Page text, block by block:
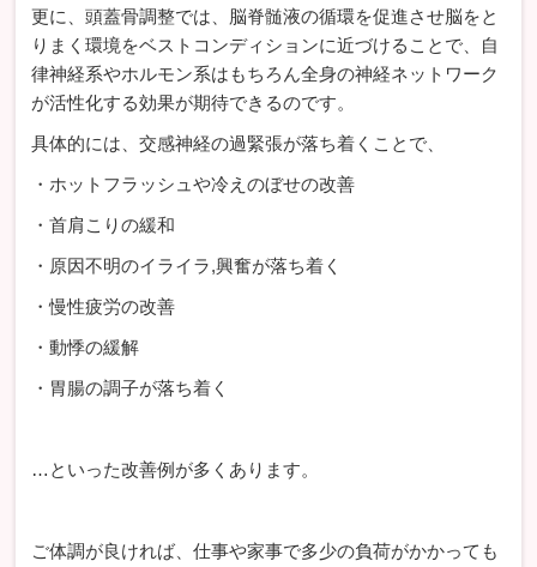
更に、頭蓋骨調整では、脳脊髄液の循環を促進させ脳をと
りまく環境をベストコンディションに近づけることで、自
律神経系やホルモン系はもちろん全身の神経ネットワーク
が活性化する効果が期待できるのです。
具体的には、交感神経の過緊張が落ち着くことで、
・ホットフラッシュや冷えのぼせの改善
・首肩こりの緩和
・原因不明のイライラ,興奮が落ち着く
・慢性疲労の改善
・動悸の緩解
・胃腸の調子が落ち着く
…といった改善例が多くあります。
ご体調が良ければ、仕事や家事で多少の負荷がかかっても